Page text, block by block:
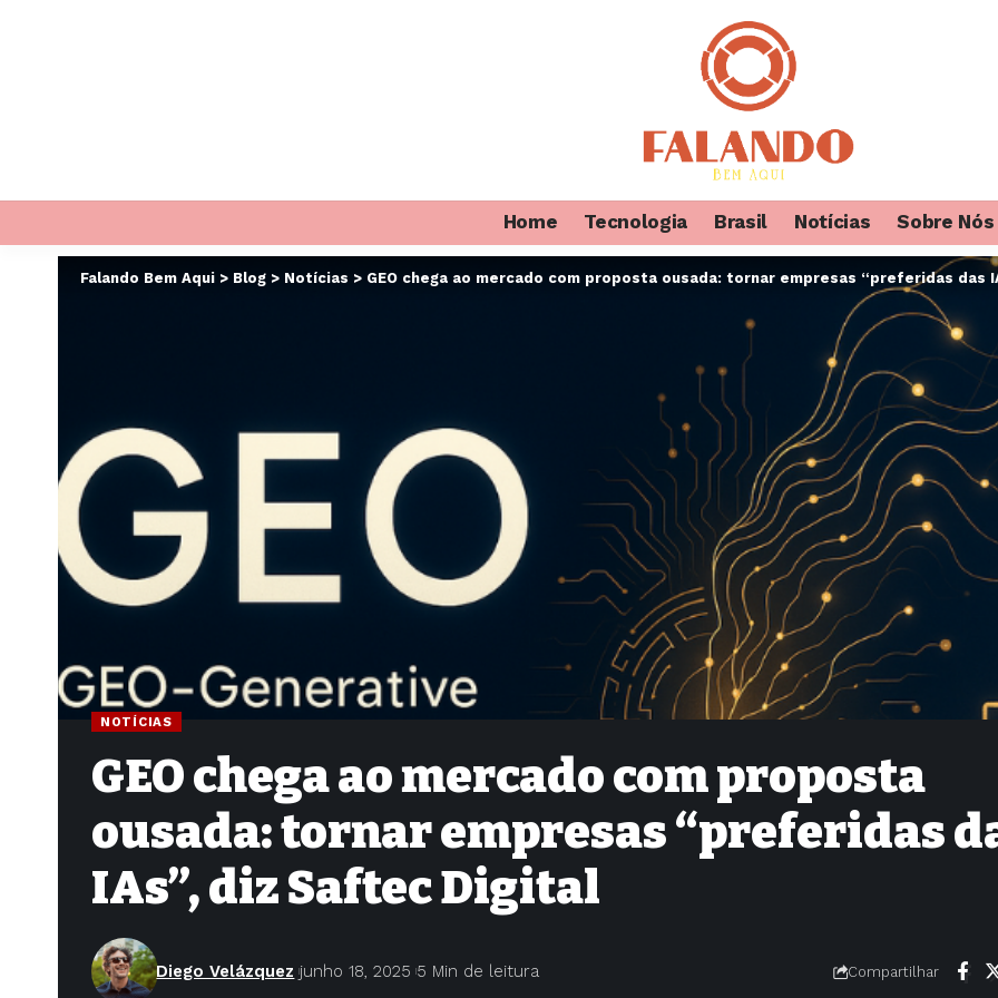
Home Tecnologia Brasil Notícias Sobre Nós
Falando Bem Aqui > Blog > Notícias > GEO chega ao mercado com proposta ousada: tornar empresas “preferidas das
NOTÍCIAS
GEO chega ao mercado com proposta
ousada: tornar empresas “preferidas
IAs”, diz Saftec Digital
Diego Velázquez junho 18, 2025 5 Min de leitura Compartilhar